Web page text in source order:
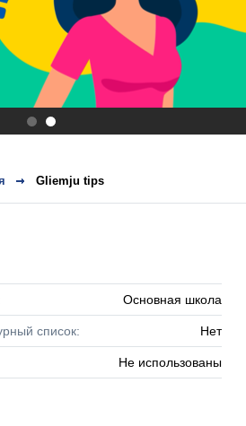
.
Gliemju tips
Основная школа
список: Нет
Не использованы